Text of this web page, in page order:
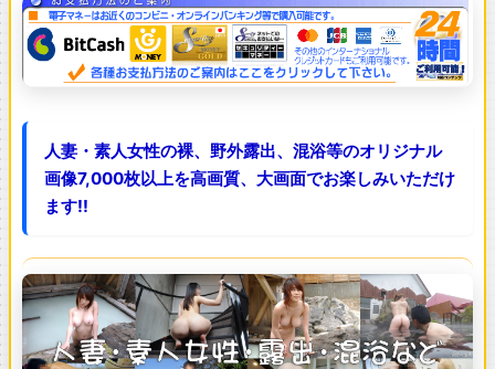
人妻・素人女性の裸、野外露出、混浴等のオリジナル
画像7,000枚以上を高画質、大画面でお楽しみいただけ
ます!!